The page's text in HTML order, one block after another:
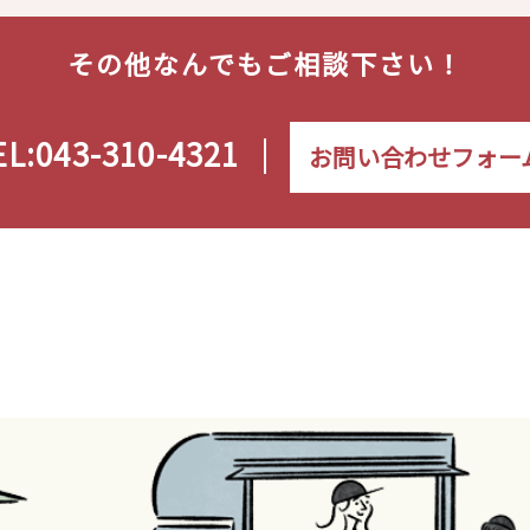
その他なんでもご相談下さい！
310-4321 お問い合わせフォー